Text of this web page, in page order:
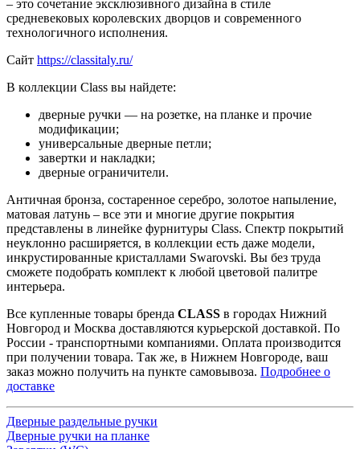
– это сочетание эксклюзивного дизайна в стиле
средневековых королевских дворцов и современного
технологичного исполнения.
Сайт https://classitaly.ru/
В коллекции Class вы найдете:
дверные ручки — на розетке, на планке и прочие
модификации;
универсальные дверные петли;
завертки и накладки;
дверные ограничители.
Античная бронза, состаренное серебро, золотое напыление,
матовая латунь – все эти и многие другие покрытия
представлены в линейке фурнитуры Class. Спектр покрытий
неуклонно расширяется, в коллекции есть даже модели,
инкрустированные кристаллами Swarovski. Вы без труда
сможете подобрать комплект к любой цветовой палитре
интерьера.
Все купленные товары бренда CLASS в городах Нижний
Новгород и Москва доставляются курьерской доставкой. По
России - транспортными компаниями. Оплата производится
при получении товара. Так же, в Нижнем Новгороде, ваш
заказ можно получить на пункте самовывоза. Подробнее о
доставке
Дверные раздельные ручки
Дверные ручки на планке